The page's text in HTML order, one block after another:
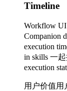
Timeline
Workflow UI
Companion
execution
in skills 一
execution
用户价值用